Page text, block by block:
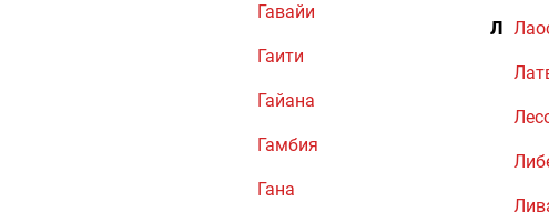
Гавайи
Гаити
Гайана
Гамбия
Гана
Л